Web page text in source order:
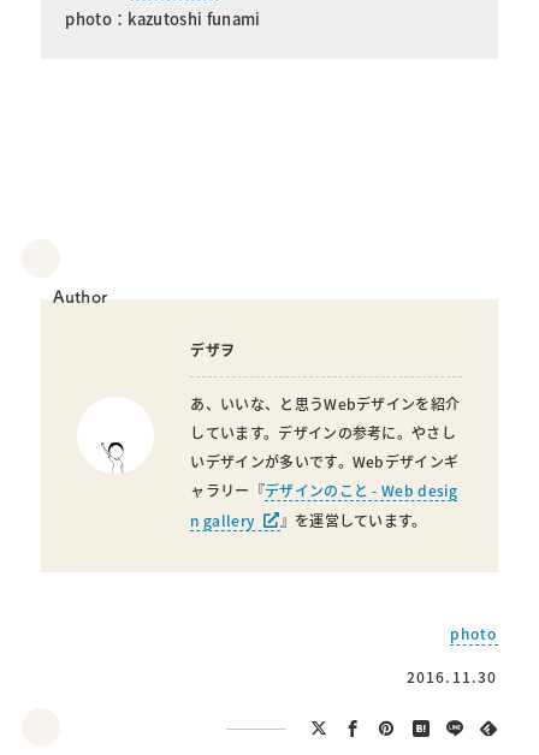
photo：kazutoshi funami
Author
デザヲ
あ、いいな、と思うWebデザインを紹介
しています。デザインの参考に。やさし
いデザインが多いです。Webデザインギ
ャラリー『デザインのこと - Web desig
n gallery
』を運営しています。
photo
2016.11.30